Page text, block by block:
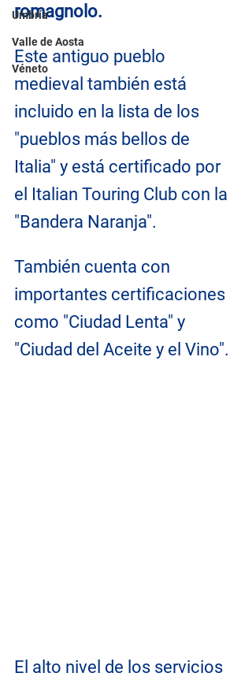
Umbría
Valle de Aosta
Véneto
romagnolo.
Este antiguo pueblo
medieval también está
incluido en la lista de los
"pueblos más bellos de
Italia" y está certificado por
el Italian Touring Club con la
"Bandera Naranja".
También cuenta con
importantes certificaciones
como "Ciudad Lenta" y
"Ciudad del Aceite y el Vino".
El alto nivel de los servicios